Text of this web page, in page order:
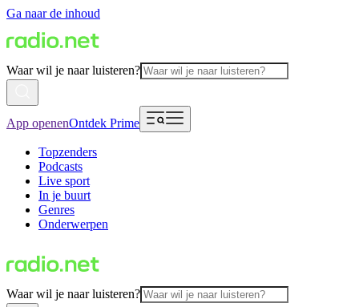
Ga naar de inhoud
Waar wil je naar luisteren?
App openenOntdek Prime
Topzenders
Podcasts
Live sport
In je buurt
Genres
Onderwerpen
Waar wil je naar luisteren?